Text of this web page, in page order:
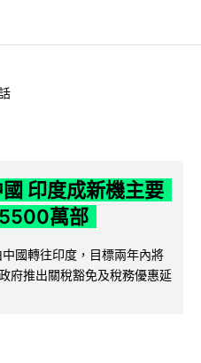
印度成新機主要
萬部
國轉往印度，目標兩年內將
府推出關稅豁免及稅務優惠延